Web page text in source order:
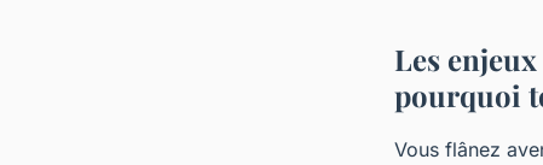
Les
pourquoi
Vous flânez